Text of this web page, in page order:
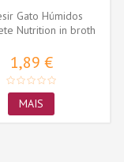
Gato Húmidos
Nutrition in broth
1,89 €
MAIS